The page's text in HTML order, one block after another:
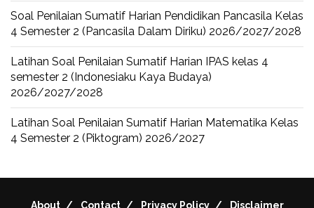
Soal Penilaian Sumatif Harian Pendidikan Pancasila Kelas
4 Semester 2 (Pancasila Dalam Diriku) 2026/2027/2028
Latihan Soal Penilaian Sumatif Harian IPAS kelas 4
semester 2 (Indonesiaku Kaya Budaya)
2026/2027/2028
Latihan Soal Penilaian Sumatif Harian Matematika Kelas
4 Semester 2 (Piktogram) 2026/2027
About Contact Privacy Policy Disclaimer